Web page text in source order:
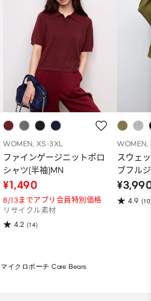
WOMEN, XS-3XL
ファインゲージニットポロ
シャツ(半袖)MN
¥1,490
8/13までアプリ会員特別価格
リサイクル素材
4.2 (14)
WOMEN,
スウェ
ブフル
ーパー
ット）
4.9
マイクロポーチ Care Bears